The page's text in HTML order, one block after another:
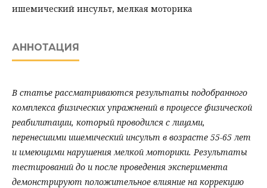
ишемический инсульт, мелкая моторика
АННОТАЦИЯ
В статье рассматриваются результаты подобранного
комплекса физических упражнений в процессе физической
реабилитации, который проводился с лицами,
перенесшими ишемический инсульт в возрасте 55-65 лет
и имеющими нарушения мелкой моторики. Результаты
тестирований до и после проведения эксперимента
демонстрируют положительное влияние на коррекцию